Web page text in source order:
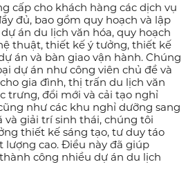
cấp cho khách hàng các dịch vụ
đủ, bao gồm quy hoạch và lập
án du lịch văn hóa, quy hoạch
thuật, thiết kế ý tưởng, thiết kế
án và bàn giao vận hành. Chúng
dự án như công viên chủ đề và
gia đình, thị trấn du lịch văn
trưng, đổi mới và cải tạo nghỉ
như các khu nghỉ dưỡng sang
và giải trí sinh thái, chúng tôi
thiết kế sáng tạo, tư duy táo
lượng cao. Điều này đã giúp
công nhiều dự án du lịch